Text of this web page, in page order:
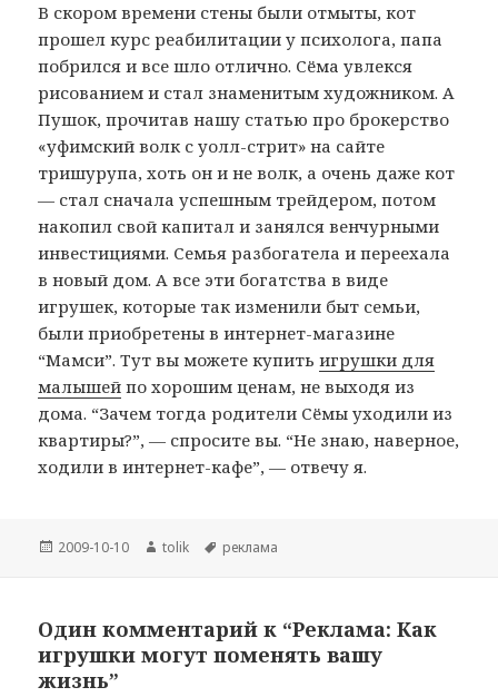
В скором времени стены были отмыты, кот
прошел курс реабилитации у психолога, папа
побрился и все шло отлично. Сёма увлекся
рисованием и стал знаменитым художником. А
Пушок, прочитав нашу статью про брокерство
«уфимский волк с уолл-стрит» на сайте
тришурупа, хоть он и не волк, а очень даже кот
— стал сначала успешным трейдером, потом
накопил свой капитал и занялся венчурными
инвестициями. Семья разбогатела и переехала
в новый дом. А все эти богатства в виде
игрушек, которые так изменили быт семьи,
были приобретены в интернет-магазине
“Мамси”. Тут вы можете купитьигрушки для
малышей по хорошим ценам, не выходя из
дома. “Зачем тогда родители Сёмы уходили из
квартиры?”, — спросите вы. “Не знаю, наверное,
ходили в интернет-кафе”, — отвечу я.
Опубликовано
2009-10-10 Автор
tolik Метки
реклама
Один комментарий к “Реклама: Как
игрушки могут поменять вашу
жизнь”